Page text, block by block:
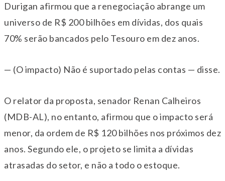
Durigan afirmou que a renegociação abrange um
universo de R$ 200 bilhões em dívidas, dos quais
70% serão bancados pelo Tesouro em dez anos.
— (O impacto) Não é suportado pelas contas — disse.
O relator da proposta, senador Renan Calheiros
(MDB-AL), no entanto, afirmou que o impacto será
menor, da ordem de R$ 120 bilhões nos próximos dez
anos. Segundo ele, o projeto se limita a dívidas
atrasadas do setor, e não a todo o estoque.